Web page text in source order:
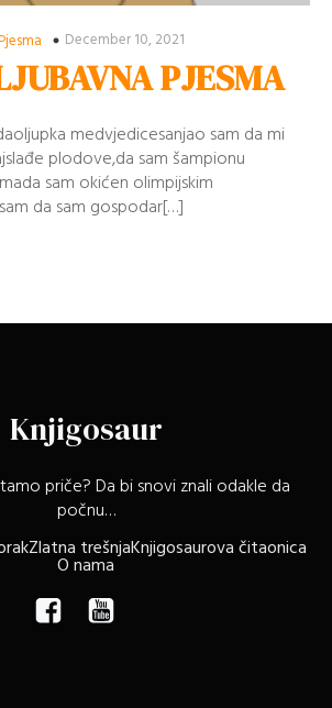
December 10, 2021
PJESMA
medvjedicesanjao sam da mi
plodove,da sam šampionu
sam okićen olimpijskim
da sam gospodar[…]
Knjigosaur
priče? Da bi snovi znali odakle da
počnu…
Zlatna trešnjaKnjigosaurova čitaonica
O nama